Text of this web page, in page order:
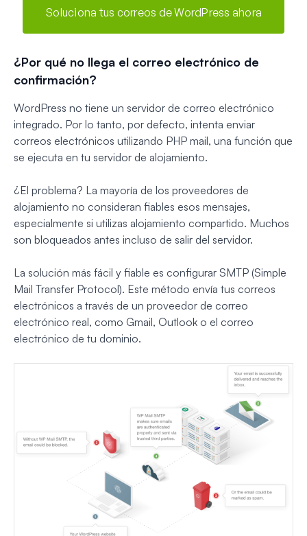
Soluciona tus correos de WordPress ahora
¿Por qué no llega el correo electrónico de
confirmación?
WordPress no tiene un servidor de correo electrónico
integrado. Por lo tanto, por defecto, intenta enviar
correos electrónicos utilizando PHP mail, una función que
se ejecuta en tu servidor de alojamiento.
¿El problema? La mayoría de los proveedores de
alojamiento no consideran fiables esos mensajes,
especialmente si utilizas alojamiento compartido. Muchos
son bloqueados antes incluso de salir del servidor.
La solución más fácil y fiable es configurar SMTP (Simple
Mail Transfer Protocol). Este método envía tus correos
electrónicos a través de un proveedor de correo
electrónico real, como Gmail, Outlook o el correo
electrónico de tu dominio.